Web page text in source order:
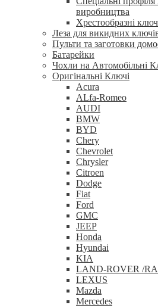
виробництва
Хрестообразні
Леза для викидних
Пульти та заготовки
Батарейки
Чохли на Автомобільні
Оригінальні Ключі
Acura
ALfa-Romeo
AUDI
BMW
BYD
Chery
Chevrolet
Chrysler
Citroen
Dodge
Fiat
Ford
GMC
JEEP
Honda
Hyundai
KIA
LAND-ROVER /
LEXUS
Mazda
Mercedes